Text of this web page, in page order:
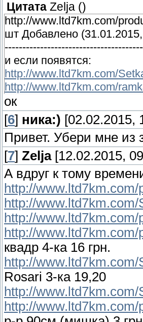
Цитата Zelja ()
http://www.ltd7km.com/
шт Добавлено
и если появятся:
http://www.ltd7km.com/
http://www.ltd7km.com/
ок
[6] ника:) [02.02.2015,
Привет. Убери мне из
[7] Zelja[12.02.2015,
А вдруг к тому
http://
http://
http://
http://
квадр 4-ка 16 грн.
http://
Rosari 3-ка 19,20
http://
http://